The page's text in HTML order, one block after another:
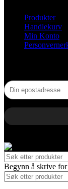
Produkter
Handlekurv
Min Konto
Begynn å skrive for